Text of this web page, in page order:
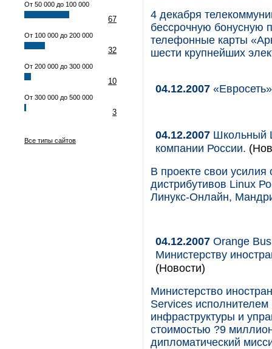
От 50 000 до 100 000
67
От 100 000 до 200 000
32
От 200 000 до 300 000
10
От 300 000 до 500 000
3
Все типы сайтов
4 декабря
бессрочную бонусную
телефонные карты
шести крупнейших
04.12.2007
04.12.2007 Школьный
компании России.
В проекте свои
дистрибутивов Linux
Линукс-Онлайн,
04.12.2007 Orange
Министерству
(Новости)
Министерство
Services
инфраструктуры и
стоимостью ?9
дипломатический